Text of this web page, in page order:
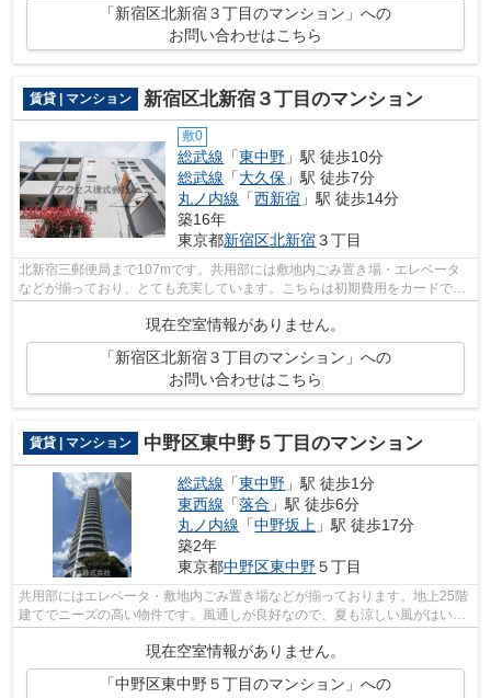
「新宿区北新宿３丁目のマンション」への
お問い合わせはこちら
賃貸 | マンション 新宿区北新宿３丁目のマンション
敷0
総武線 「東中野 」駅 徒歩10分
総武線 「大久保 」駅 徒歩7分
丸ノ内線 「西新宿 」駅 徒歩14分
築16年
東京都新宿区北新宿３丁目
北新宿三郵便局まで107mです。共用部には敷地内ごみ置き場・エレベータ
などが揃っており、とても充実しています。こちらは初期費用をカードでお
現在空室情報がありません。
「新宿区北新宿３丁目のマンション」への
お問い合わせはこちら
賃貸 | マンション 中野区東中野５丁目のマンション
総武線 「東中野 」駅 徒歩1分
東西線 「落合 」駅 徒歩6分
丸ノ内線 「中野坂上 」駅 徒歩17分
築2年
東京都中野区東中野５丁目
共用部にはエレベータ・敷地内ごみ置き場などが揃っております。地上25階
建てでニーズの高い物件です。風通しが良好なので、夏も涼しい風がはいっ
現在空室情報がありません。
「中野区東中野５丁目のマンション」への